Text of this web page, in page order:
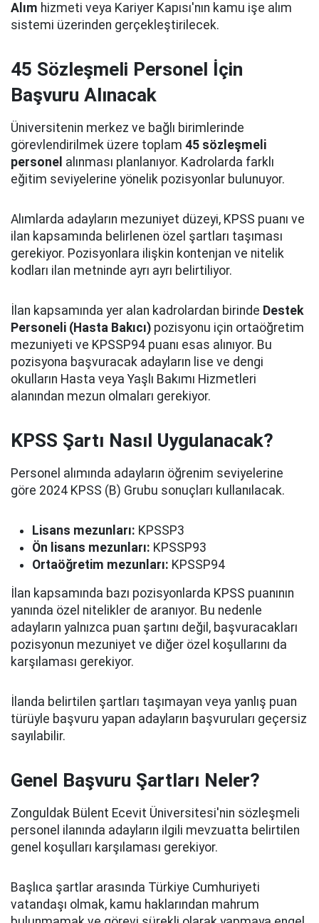
Alım hizmeti veya Kariyer Kapısı'nın kamu işe alım
sistemi üzerinden gerçekleştirilecek.
45 Sözleşmeli Personel İçin
Başvuru Alınacak
Üniversitenin merkez ve bağlı birimlerinde
görevlendirilmek üzere toplam 45 sözleşmeli
personel alınması planlanıyor. Kadrolarda farklı
eğitim seviyelerine yönelik pozisyonlar bulunuyor.
Alımlarda adayların mezuniyet düzeyi, KPSS puanı ve
ilan kapsamında belirlenen özel şartları taşıması
gerekiyor. Pozisyonlara ilişkin kontenjan ve nitelik
kodları ilan metninde ayrı ayrı belirtiliyor.
İlan kapsamında yer alan kadrolardan birinde Destek
Personeli (Hasta Bakıcı) pozisyonu için ortaöğretim
mezuniyeti ve KPSSP94 puanı esas alınıyor. Bu
pozisyona başvuracak adayların lise ve dengi
okulların Hasta veya Yaşlı Bakımı Hizmetleri
alanından mezun olmaları gerekiyor.
KPSS Şartı Nasıl Uygulanacak?
Personel alımında adayların öğrenim seviyelerine
göre 2024 KPSS (B) Grubu sonuçları kullanılacak.
Lisans mezunları: KPSSP3
Ön lisans mezunları: KPSSP93
Ortaöğretim mezunları: KPSSP94
İlan kapsamında bazı pozisyonlarda KPSS puanının
yanında özel nitelikler de aranıyor. Bu nedenle
adayların yalnızca puan şartını değil, başvuracakları
pozisyonun mezuniyet ve diğer özel koşullarını da
karşılaması gerekiyor.
İlanda belirtilen şartları taşımayan veya yanlış puan
türüyle başvuru yapan adayların başvuruları geçersiz
sayılabilir.
Genel Başvuru Şartları Neler?
Zonguldak Bülent Ecevit Üniversitesi'nin sözleşmeli
personel ilanında adayların ilgili mevzuatta belirtilen
genel koşulları karşılaması gerekiyor.
Başlıca şartlar arasında Türkiye Cumhuriyeti
vatandaşı olmak, kamu haklarından mahrum